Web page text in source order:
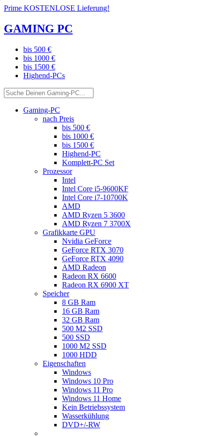
Prime KOSTENLOSE Lieferung!
GAMING PC
bis 500 €
bis 1000 €
bis 1500 €
Highend-PCs
Gaming-PC
nach Preis
bis 500 €
bis 1000 €
bis 1500 €
Highend-PC
Komplett-PC Set
Prozessor
Intel
Intel Core i5-9600KF
Intel Core i7-10700K
AMD
AMD Ryzen 5 3600
AMD Ryzen 7 3700X
Grafikkarte GPU
Nvidia GeForce
GeForce RTX 3070
GeForce RTX 4090
AMD Radeon
Radeon RX 6600
Radeon RX 6900 XT
Speicher
8 GB Ram
16 GB Ram
32 GB Ram
500 M2 SSD
500 SSD
1000 M2 SSD
1000 HDD
Eigenschaften
Windows
Windows 10 Pro
Windows 11 Pro
Windows 11 Home
Kein Betriebssystem
Wasserkühlung
DVD+/-RW